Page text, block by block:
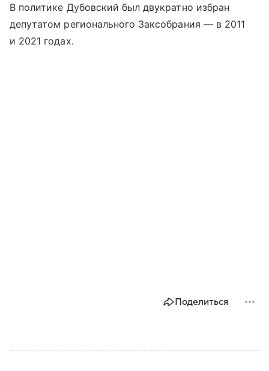
В политике Дубовский был двукратно избран
депутатом регионального Заксобрания — в 2011
и 2021 годах.
Поделиться